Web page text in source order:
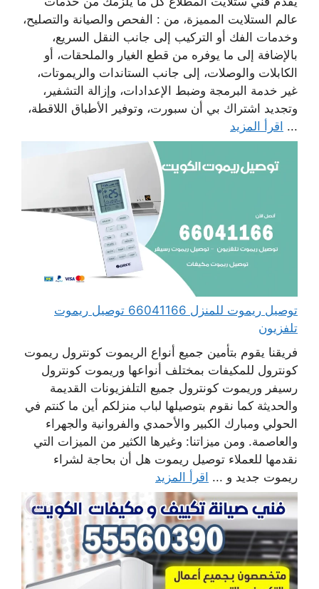
عالم الستلايت المميزة، من : الفحص والصيانة والتصليح،
وخدمات الفك أو التركيب إلى جانب النقل السريع،
بالإضافة إلى ما يوفره من قطع الغيار والملحقات، أو
الكابلات والوصلات، إلى جانب الستاندات والريموتات،
غير خدمة البرمجة وضبط الإعدادات، وإزالة التشفير،
وتجديد اشتراك بي أن سبورت، وتوفير الأطباق اللاقطة،
... اقرأ المزيد
توصيل ريموت للمنزل 66041166 توصيل ريموت
تلفزيون
فريقنا يقوم بتأمين جميع أنواع الريموت كونترول ريموت
كونترول للمكيفات بمختلف أنواعها وريموت كونترول
رسيفر وريموت كونترول جميع التلفزيونات القديمة
والحديثة كما نقوم بتوصيلها لباب منزلكم أين ما كنتم في
الحولي ومبارك الكبير والأحمدي والفروانية والجهراء
والعاصمة. ومن ميزاتنا: وغيرها الكثير من الميزات التي
نقدمها للعملاء توصيل ريموت هل أن بحاجة لشراء
ريموت جديد و ... اقرأ المزيد